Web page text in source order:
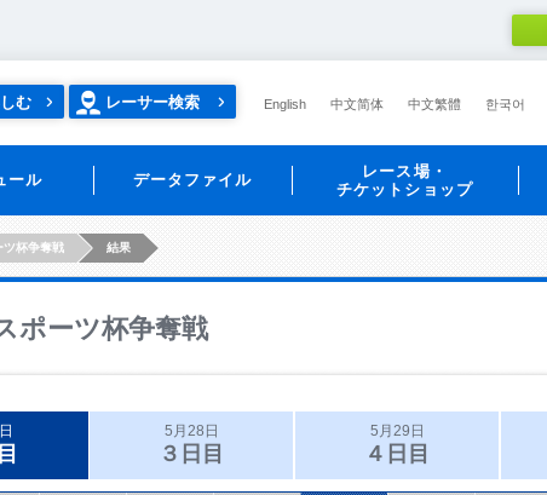
む レーサー検索 English 中文简体 中文繁體 한국어
ール データファイル
レース場・
チケットショップ
ツ杯争奪戦 結果
ポーツ杯争奪戦
5月28日
３日目
5月29日
４日目